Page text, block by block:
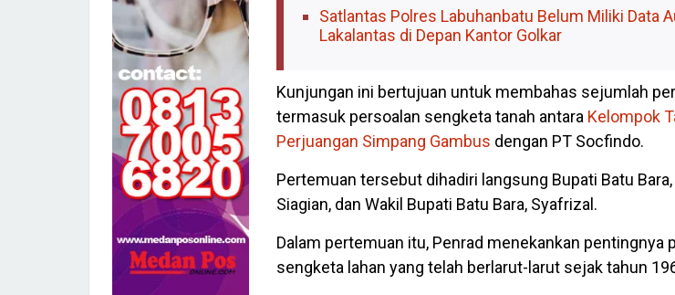
Satlantas Polres Labuhanbatu Belum Miliki Data
Lakalantas di Depan Kantor Golkar
Kunjungan ini bertujuan untuk membahas sejumlah
termasuk persoalan sengketa tanah antara Kelompok
Perjuangan Simpang Gambus dengan PT Socfindo.
Pertemuan tersebut dihadiri langsung Bupati Batu
Siagian, dan Wakil Bupati Batu Bara, Syafrizal.
Dalam pertemuan itu, Penrad menekankan pentingnya
sengketa lahan yang telah berlarut-larut sejak tahun